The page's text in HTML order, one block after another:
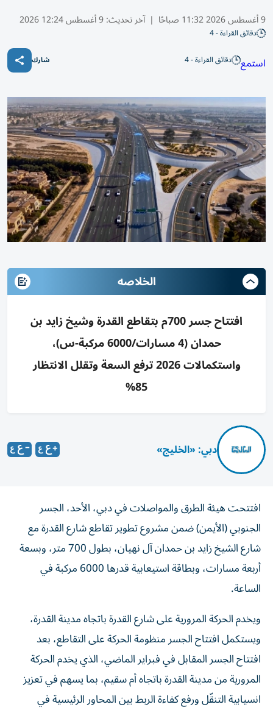
9 أغسطس 2026 11:32 صباحًا | آخر تحديث:9 أغسطس 12:24 2026
دقائق القراءة - 4
استمع دقائق القراءة - 4 شارك
الخلاصه
افتتاح جسر 700م بتقاطع القدرة وشيخ زايد بن
حمدان (4 مسارات/6000 مركبة-س)،
واستكمالات 2026 ترفع السعة وتقلل الانتظار
85%
دبي: «الخليج»
افتتحت هيئة الطرق والمواصلات في دبي، الأحد، الجسر
الجنوبي (الأيمن) ضمن مشروع تطوير تقاطع شارع القدرة مع
شارع الشيخ زايد بن حمدان آل نهيان، بطول 700 متر، وبسعة
أربعة مسارات، وبطاقة استيعابية قدرها 6000 مركبة في
الساعة.
ويخدم الحركة المرورية على شارع القدرة باتجاه مدينة القدرة،
ويستكمل افتتاح الجسر منظومة الحركة على التقاطع، بعد
افتتاح الجسر المقابل في فبراير الماضي، الذي يخدم الحركة
المرورية من مدينة القدرة باتجاه أم سقيم، بما يسهم في تعزيز
انسيابية التنقّل ورفع كفاءة الربط بين المحاور الرئيسية في